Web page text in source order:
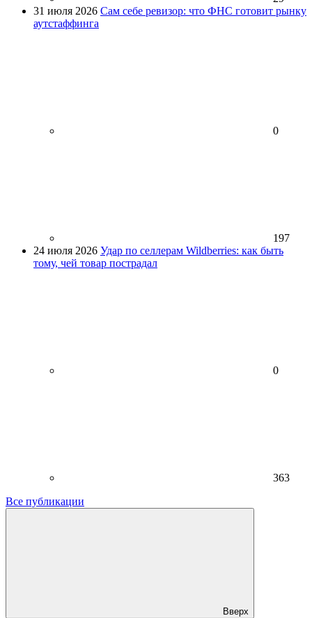
31 июля 2026 Сам себе ревизор: что ФНС готовит рынку
аутстаффинга
0
197
24 июля 2026 Удар по селлерам Wildberries: как быть
тому, чей товар пострадал
0
363
Все публикации
Вверх